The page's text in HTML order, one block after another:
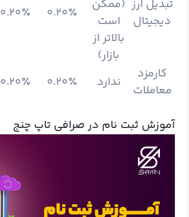
تبدیل ارز
دیجیتال
(ممکن
است
بالاتر از
بازار)
۰.۲۰٪ ۰.۲۰٪
کارمزد
معاملات
ندارد ۰.۲۰٪ ۰.۲۰٪
آموزش ثبت نام در صرافی تاپ چنج